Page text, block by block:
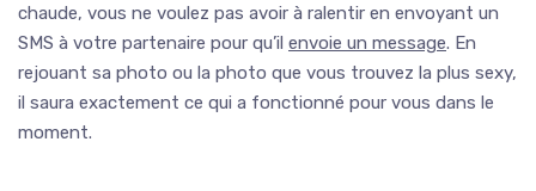
chaude, vous ne voulez pas avoir à ralentir en envoyant un
SMS à votre partenaire pour qu’il envoie un message. En
rejouant sa photo ou la photo que vous trouvez la plus sexy,
il saura exactement ce qui a fonctionné pour vous dans le
moment.